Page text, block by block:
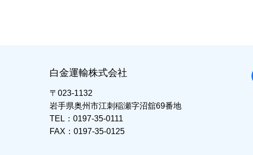
白金運輸株式会社
〒023-1132
岩手県奥州市江刺稲瀬字沼舘69番地
TEL：0197-35-0111
FAX：0197-35-0125